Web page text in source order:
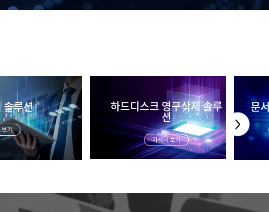
드디스크 영구삭제 솔루
션
자세히 보기
문서중앙화 솔루션
자세히 보기